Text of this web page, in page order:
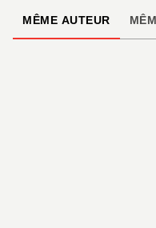
MÊME AUTEUR